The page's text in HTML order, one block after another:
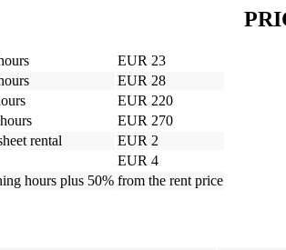
EUR 23
EUR 28
EUR 220
EUR 270
rental
EUR 2
EUR 4
hours plus 50% from the rent price